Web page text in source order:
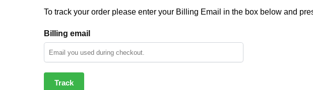
To track your order please enter your Billing Email in the box below and
Billing email
Track